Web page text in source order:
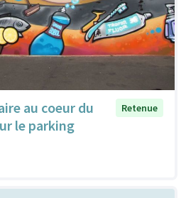
au coeur du
le parking
Retenue